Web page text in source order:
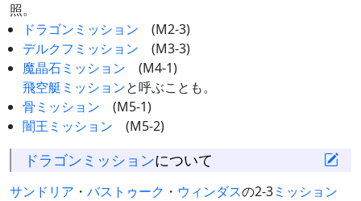
照。
ドラゴンミッション (M2-3)
デルクフミッション (M3-3)
魔晶石ミッション (M4-1)
飛空艇ミッションと呼ぶことも。
骨ミッション (M5-1)
闇王ミッション (M5-2)
ドラゴンミッションについて
サンドリア ・ バストゥーク ・ ウィンダスの2-3ミッション